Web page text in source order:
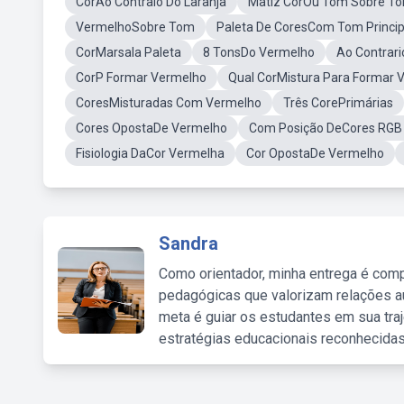
VermelhoSobre Tom
Paleta De CoresCom Tom
CorMarsala Paleta
8 TonsDo Vermelho
Ao
CorP Formar Vermelho
Qual CorMistura Para Formar
CoresMisturadas Com Vermelho
Três CorePrimárias
Cores OpostaDe Vermelho
Com Posição DeCores
Fisiologia DaCor Vermelha
Cor OpostaDe Vermelho
Sandra
Como orientador, minha entrega é
pedagógicas que valorizam relações
meta é guiar os estudantes em sua
estratégias educacionais